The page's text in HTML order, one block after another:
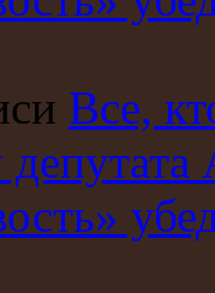
Все,